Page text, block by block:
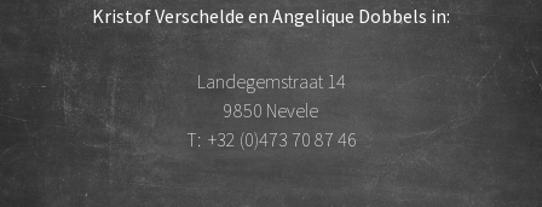
Kristof Verschelde en Angelique Dobbels in:
Landegemstraat 14
9850 Nevele
T: +32 (0)473 70 87 46